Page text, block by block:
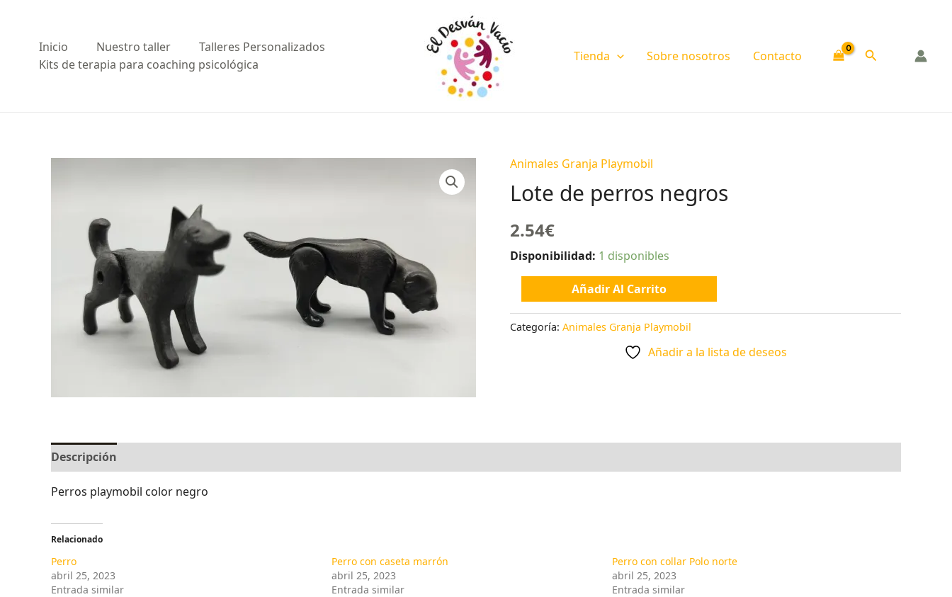
contenidoInicio Nuestro taller
Talleres Personalizados
Kits de terapia para coaching psicológica
Tienda Sobre nosotros Contacto Buscar
Animales Granja Playmobil
Lote de perros negros
2.54€
Disponibilidad: 1 disponibles
Lote
de
perros
cantidad
Añadir Al Carrito
Categoría: Animales Granja Playmobil
Añadir a la lista de deseos
Descripción
Perros playmobil color negro
Relacionado
Perro
abril 25, 2023
Entrada similar
Perro con caseta marrón
abril 25, 2023
Entrada similar
Perro con collar Polo norte
abril 25, 2023
Entrada similar